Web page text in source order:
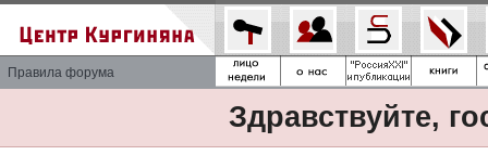
Правила форума
Здравствуйте,